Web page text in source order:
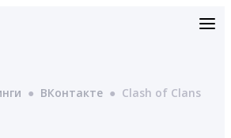
● ВКонтакте ● Clash of Clans